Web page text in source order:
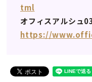
tml
オフィスアルシュ
https://